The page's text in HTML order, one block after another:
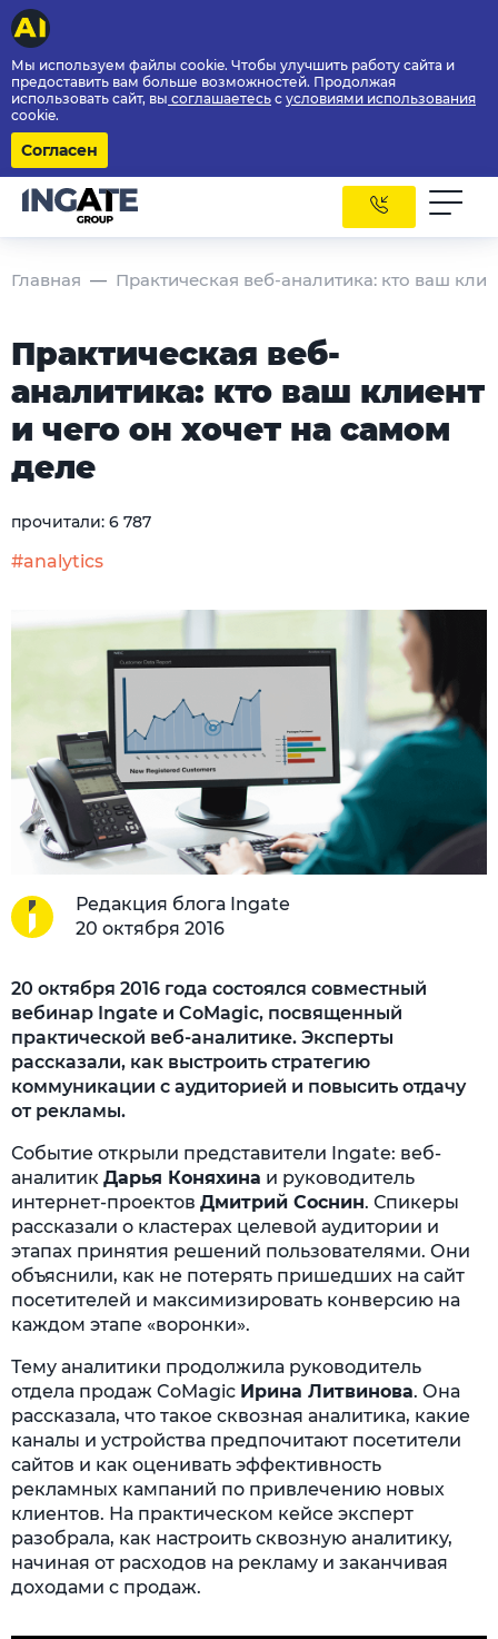
Мы используем файлы cookie. Чтобы улучшить работу сайта и
предоставить вам больше возможностей. Продолжая
использовать сайт, вы соглашаетесь с условиями использования
cookie.
Согласен
Главная Практическая веб-аналитика: кто ваш
Практическая веб-
аналитика: кто ваш клиент
и чего он хочет на самом
деле
прочитали: 6 787
#analytics
Редакция блога Ingate
20 октября 2016
20 октября 2016 года состоялся совместный
вебинар Ingate и CoMagic, посвященный
практической веб-аналитике. Эксперты
рассказали, как выстроить стратегию
коммуникации с аудиторией и повысить отдачу
от рекламы.
Событие открыли представители Ingate: веб-
аналитик Дарья Коняхина и руководитель
интернет-проектов Дмитрий Соснин. Спикеры
рассказали о кластерах целевой аудитории и
этапах принятия решений пользователями. Они
объяснили, как не потерять пришедших на сайт
посетителей и максимизировать конверсию на
каждом этапе «воронки».
Тему аналитики продолжила руководитель
отдела продаж CoMagic Ирина Литвинова. Она
рассказала, что такое сквозная аналитика, какие
каналы и устройства предпочитают посетители
сайтов и как оценивать эффективность
рекламных кампаний по привлечению новых
клиентов. На практическом кейсе эксперт
разобрала, как настроить сквозную аналитику,
начиная от расходов на рекламу и заканчивая
доходами с продаж.